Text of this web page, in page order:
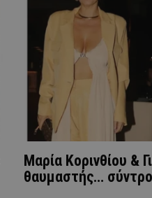
Μαρία Κορινθίου &
θαυμαστής…